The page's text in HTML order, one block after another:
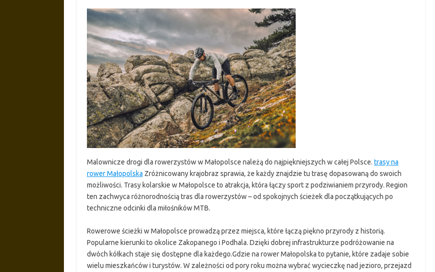
Malownicze drogi dla rowerzystów w Małopolsce należą do najpiękniejszych w całej Polsce. trasy na
rower Małopolska Zróżnicowany krajobraz sprawia, że każdy znajdzie tu trasę dopasowaną do swoich
możliwości. Trasy kolarskie w Małopolsce to atrakcja, która łączy sport z podziwianiem przyrody. Region
ten zachwyca różnorodnością tras dla rowerzystów – od spokojnych ścieżek dla początkujących po
techniczne odcinki dla miłośników MTB.
Rowerowe ścieżki w Małopolsce prowadzą przez miejsca, które łączą piękno przyrody z historią.
Popularne kierunki to okolice Zakopanego i Podhala. Dzięki dobrej infrastrukturze podróżowanie na
dwóch kółkach staje się dostępne dla każdego.Gdzie na rower Małopolska to pytanie, które zadaje sobie
wielu mieszkańców i turystów. W zależności od pory roku można wybrać wycieczkę nad jezioro, przejazd